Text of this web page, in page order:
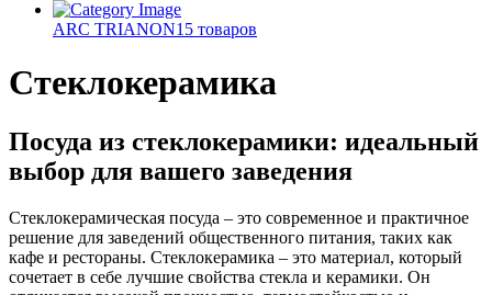
ARC TRIANON15 товаров
Стеклокерамика
Посуда из стеклокерамики: идеальный
выбор для вашего заведения
Стеклокерамическая посуда – это современное и практичное
решение для заведений общественного питания, таких как
кафе и рестораны. Стеклокерамика – это материал, который
сочетает в себе лучшие свойства стекла и керамики. Он